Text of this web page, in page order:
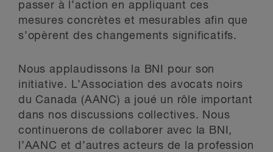
passer à l’action en appliquant ces
mesures concrètes et mesurables afin que
s’opèrent des changements significatifs.
Nous applaudissons la BNI pour son
initiative. L’Association des avocats noirs
du Canada (AANC) a joué un rôle important
dans nos discussions collectives. Nous
continuerons de collaborer avec la BNI,
l’AANC et d’autres acteurs de la profession